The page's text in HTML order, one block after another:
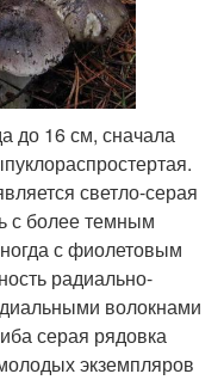
до 16 см, сначала
светло-серая
с более темным
с фиолетовым
радиально-
волокнами
серая рядовка
экземпляров